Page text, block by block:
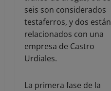
seis son considerados
testaferros, y dos están
relacionados con una
empresa de Castro
Urdiales.
La primera fase de la